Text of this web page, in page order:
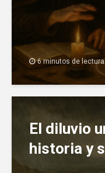
6 minutos de lectura
El diluvio
historia y